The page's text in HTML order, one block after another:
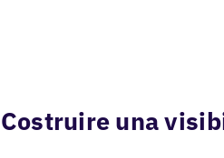
Costruire una